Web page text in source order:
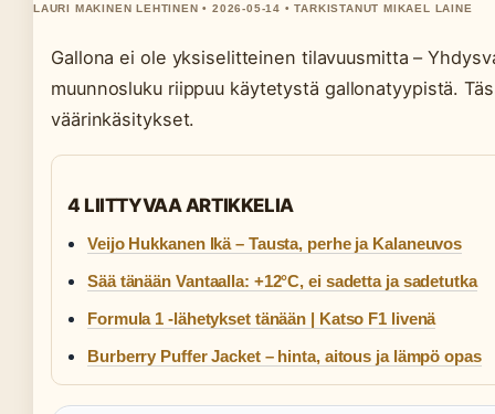
LAURI MAKINEN LEHTINEN • 2026-05-14 • TARKISTANUT MIKAEL LAINE
Gallona ei ole yksiselitteinen tilavuusmitta –
muunnosluku riippuu käytetystä gallonatyypistä.
väärinkäsitykset.
4 LIITTYVAA ARTIKKELIA
Veijo Hukkanen Ikä – Tausta, perhe ja Kalaneuvos
Sää tänään Vantaalla: +12°C, ei sadetta ja sadetutka
Formula 1 -lähetykset tänään | Katso F1 livenä
Burberry Puffer Jacket – hinta, aitous ja lämpö opas